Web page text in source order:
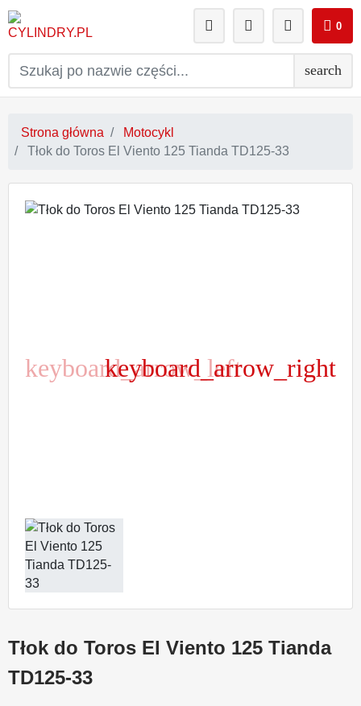
search
0
Strona główna
Motocykl
Tłok do Toros El Viento 125 Tianda TD125-33
Poprzedni
keyboard_arrow_leftNastępny
keyboard_arrow_right
Tłok do Toros El Viento 125 Tianda
TD125-33